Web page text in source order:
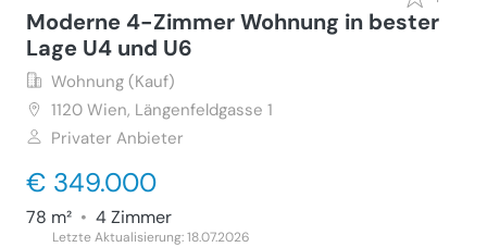
Moderne 4-Zimmer Wohnung in bester
Lage U4 und U6
Wohnung (Kauf)
1120 Wien, Längenfeldgasse 1
Privater Anbieter
€ 349.000
78 m² • 4 Zimmer
Letzte Aktualisierung: 18.07.2026